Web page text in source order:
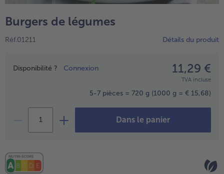
TousUstensiles de cuisine
Tousbofrost*free
Tousbofrost*plus.
Alternatives végétale
Burgers de légumes
Réf.01211 Détails du produit
Prix
Disponibilité ? Connexion 11,29 €
TVA incluse
5-7 pièces = 720 g (1000 g = € 15,68)
Dans le panier